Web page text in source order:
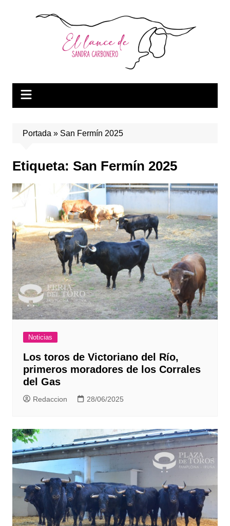
Portada » San Fermín 2025
Etiqueta: San Fermín 2025
Noticias
Los toros de Victoriano del Río,
primeros moradores de los Corrales
del Gas
Redaccion 28/06/2025